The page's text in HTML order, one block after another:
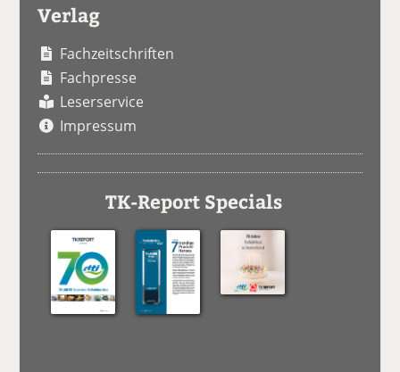
Verlag
Fachzeitschriften
Fachpresse
Leserservice
Impressum
TK-Report Specials